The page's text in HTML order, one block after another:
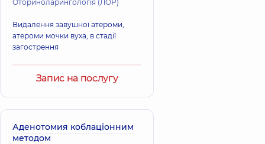
Оториноларингологія (ЛОР)
Видалення завушної атероми,
атероми мочки вуха, в стадії
загострення
Запис на послугу
Аденотомия коблаціонним
методом